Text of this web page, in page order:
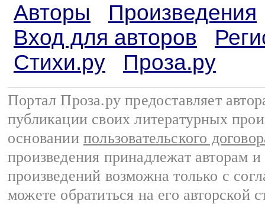
Авторы
Произведения
Вход для авторов
Стихи.ру
Проза.ру
Портал Проза.ру предоставляет
публикации своих литературных
основании пользовательского
произведения принадлежат авторам
произведений возможна только с
можете обратиться на его авторской